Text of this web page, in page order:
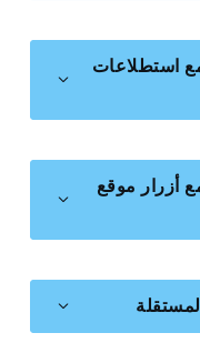
مع استطلاعات
أزرار موقع